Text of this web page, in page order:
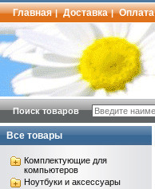
Главная | Доставка | Оплата
Поиск товаров
Все товары
Комплектующие для
компьютеров
Ноутбуки и аксессуары